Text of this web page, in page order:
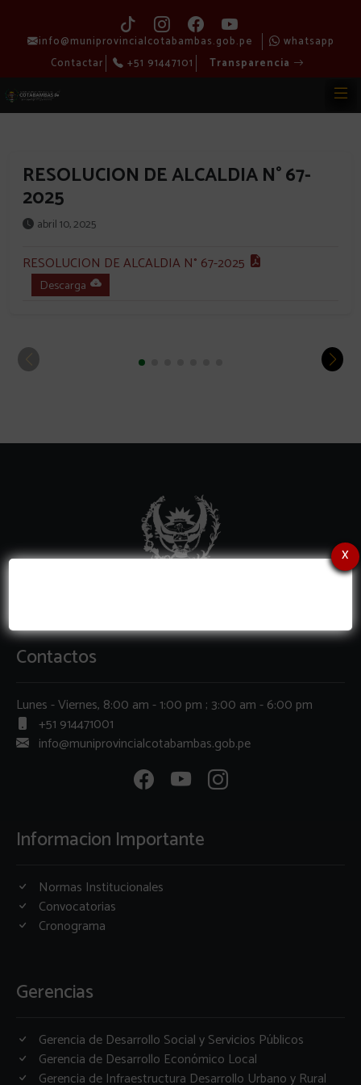
info@muniprovincialcotabambas.gob.pe
whatsapp
Contactar
+51 91447101 Transparencia
RESOLUCION DE ALCALDIA N° 67-
2025
abril 10, 2025
RESOLUCION DE ALCALDIA N° 67-2025
Descarga
x
Contactos
Lunes - Viernes, 8:00 am - 1:00 pm ; 3:00 am - 6:00 pm
+51 914471001
info@muniprovincialcotabambas.gob.pe
Informacion Importante
Normas Institucionales
Convocatorias
Cronograma
Gerencias
Gerencia de Desarrollo Social y Servicios Públicos
Gerencia de Desarrollo Económico Local
Gerencia de Infraestructura Desarrollo Urbano y Rural